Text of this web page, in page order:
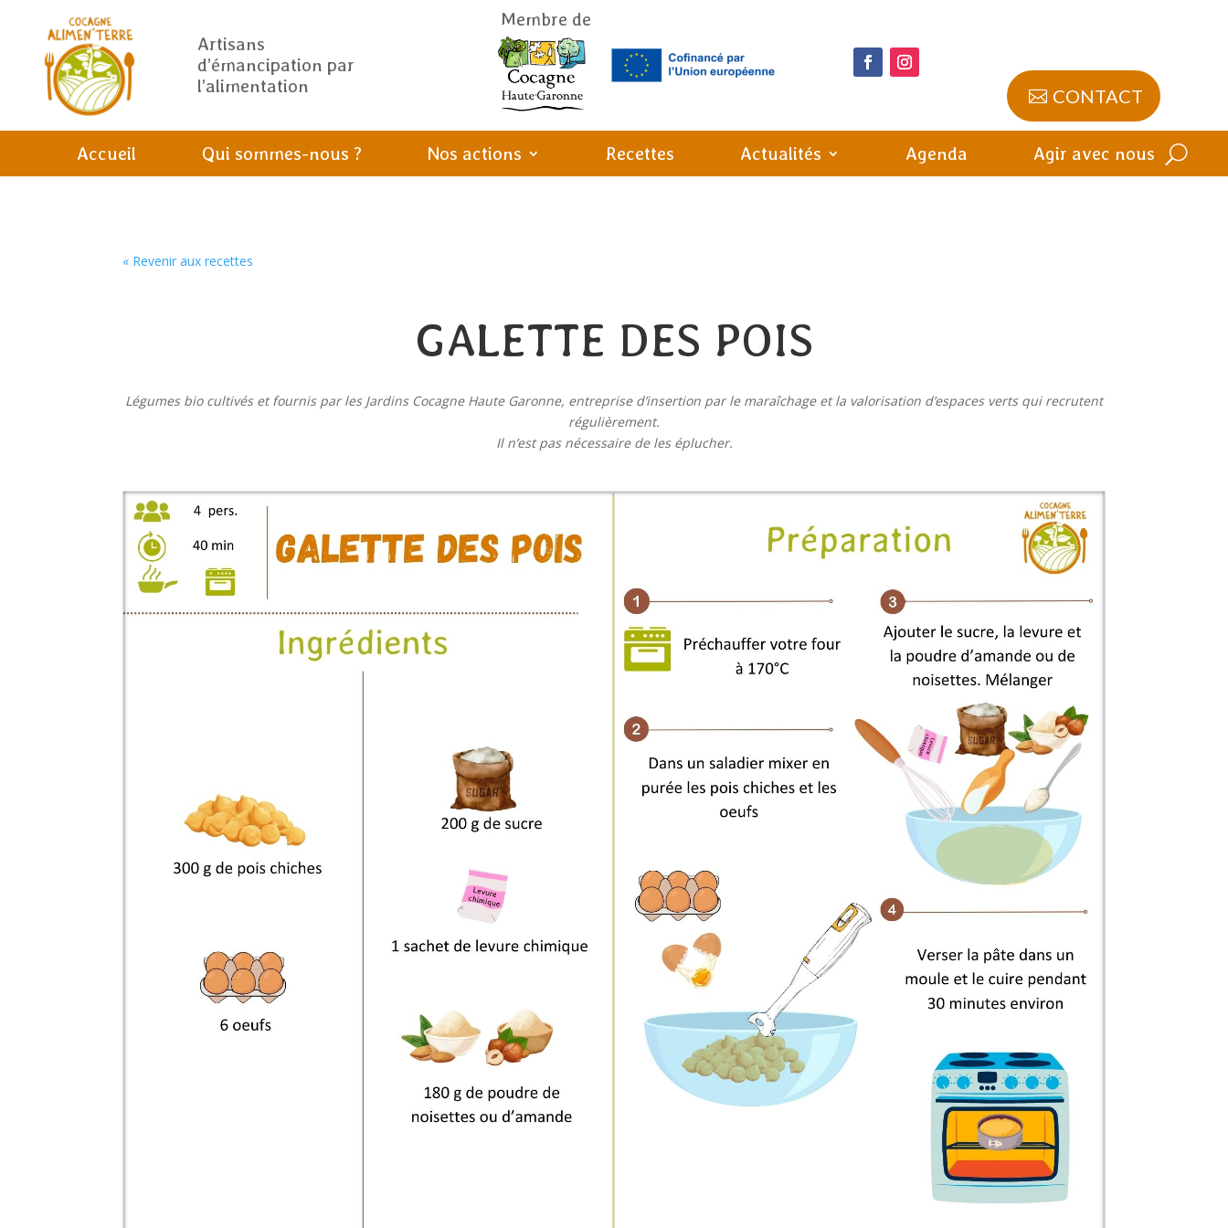
Artisans
d’émancipation par
l’alimentation
Membre de
CONTACT
Accueil Qui sommes-nous ? Nos actions Recettes Actualités Agenda Agir avec nous
« Revenir aux recettes
GALETTE DES POIS
Légumes bio cultivés et fournis par les Jardins Cocagne Haute Garonne, entreprise d’insertion par le maraîchage et la valorisation d’espaces verts qui recrutent
régulièrement.
Il n’est pas nécessaire de les éplucher.